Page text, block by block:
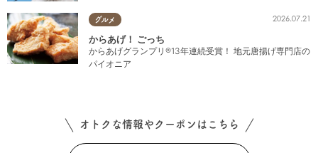
グルメ 2026.07.21
からあげ！ ごっち
からあげグランプリ®13年連続受賞！ 地元唐揚げ専門店の
パイオニア
オトクな情報やクーポンはこちら